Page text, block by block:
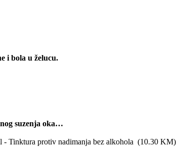
i bola u želucu.
suzenja oka…
Tinktura protiv nadimanja bez alkohola (10.30 KM)